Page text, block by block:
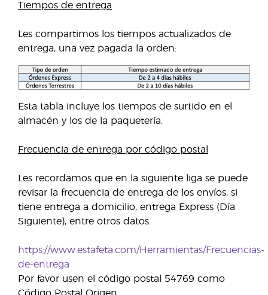
Tiempos de entrega
Les compartimos los tiempos actualizados de
entrega, una vez pagada la orden:
Esta tabla incluye los tiempos de surtido en el
almacén y los de la paquetería.
Frecuencia de entrega por código postal
Les recordamos que en la siguiente liga se puede
revisar la frecuencia de entrega de los envíos, si
tiene entrega a domicilio, entrega Express (Día
Siguiente), entre otros datos.
https://www.estafeta.com/Herramientas/Frecuencias-
de-entrega
Por favor usen el código postal 54769 como
Código Postal Origen